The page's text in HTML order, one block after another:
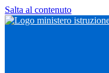
Salta al contenuto